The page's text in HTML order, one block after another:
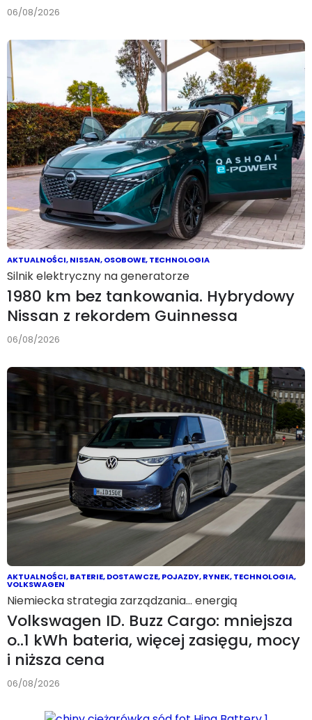
06/08/2026
AKTUALNOŚCI,NISSAN,OSOBOWE,TECHNOLOGIA
Silnik elektryczny na generatorze
1980 km bez tankowania. Hybrydowy
Nissan z rekordem Guinnessa
06/08/2026
AKTUALNOŚCI,BATERIE,DOSTAWCZE,POJAZDY,RYNEK,TECHNOLOGIA,
VOLKSWAGEN
Niemiecka strategia zarządzania… energią
Volkswagen ID. Buzz Cargo: mniejsza
o..1 kWh bateria, więcej zasięgu, mocy
i niższa cena
06/08/2026